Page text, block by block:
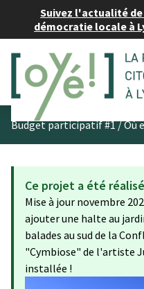
Suivez l'actualité de
démocratie locale à
Budget participatif #1/Où
Ce projet a été réalisé
Mise à jour novembre
ajouter une halte au
balades au sud de la
"Cymbiose" de l'artiste
installée !